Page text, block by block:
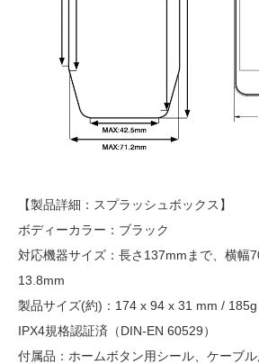
【製品詳細：スプラッシュボックス】
ボディーカラー：ブラック
対応機器サイズ：長さ137mmまで、横幅
13.8mm
製品サイズ(約)：174 x 94 x 31 mm / 185g
IPX4規格認証済（DIN-EN 60529）
付属品：ホームボタン用シール、ケーブ